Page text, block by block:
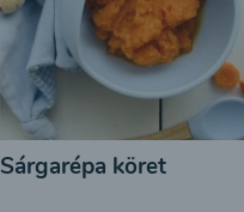
Sárgarépa köret